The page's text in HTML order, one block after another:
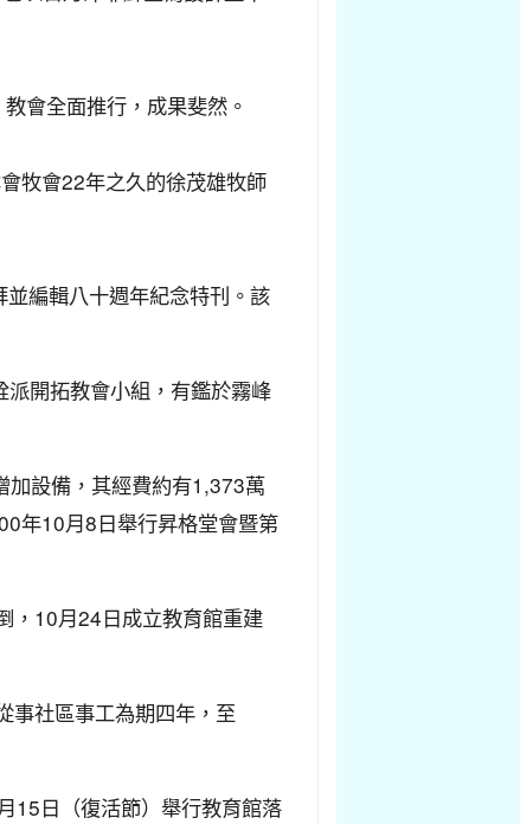
會全面推行，成果斐然。
牧會22年之久的徐茂雄牧師
編輯八十週年紀念特刊。該
開拓教會小組，有鑑於霧峰
加設備，其經費約有1,373萬
年10月8日舉行昇格堂會暨第
，10月24日成立教育館重建
事社區事工為期四年，至
15日（復活節）舉行教育館落